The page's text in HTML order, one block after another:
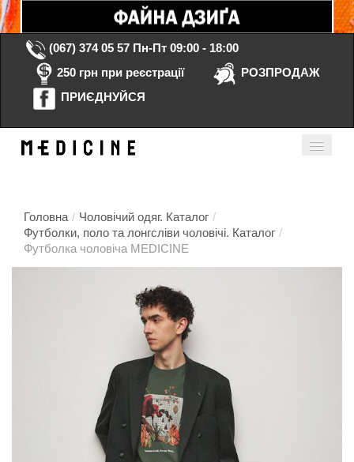
(067) 374 05 57 Пн-Пт 09:00 - 18:00
250 грн при реєстрації
РОЗПРОДАЖ
ПРИЄДНУЙСЯ
Головна / Чоловічий одяг. Каталог /
Футболки, поло та лонгсліви чоловічі. Каталог /
Футболка чоловіча MEDICINE